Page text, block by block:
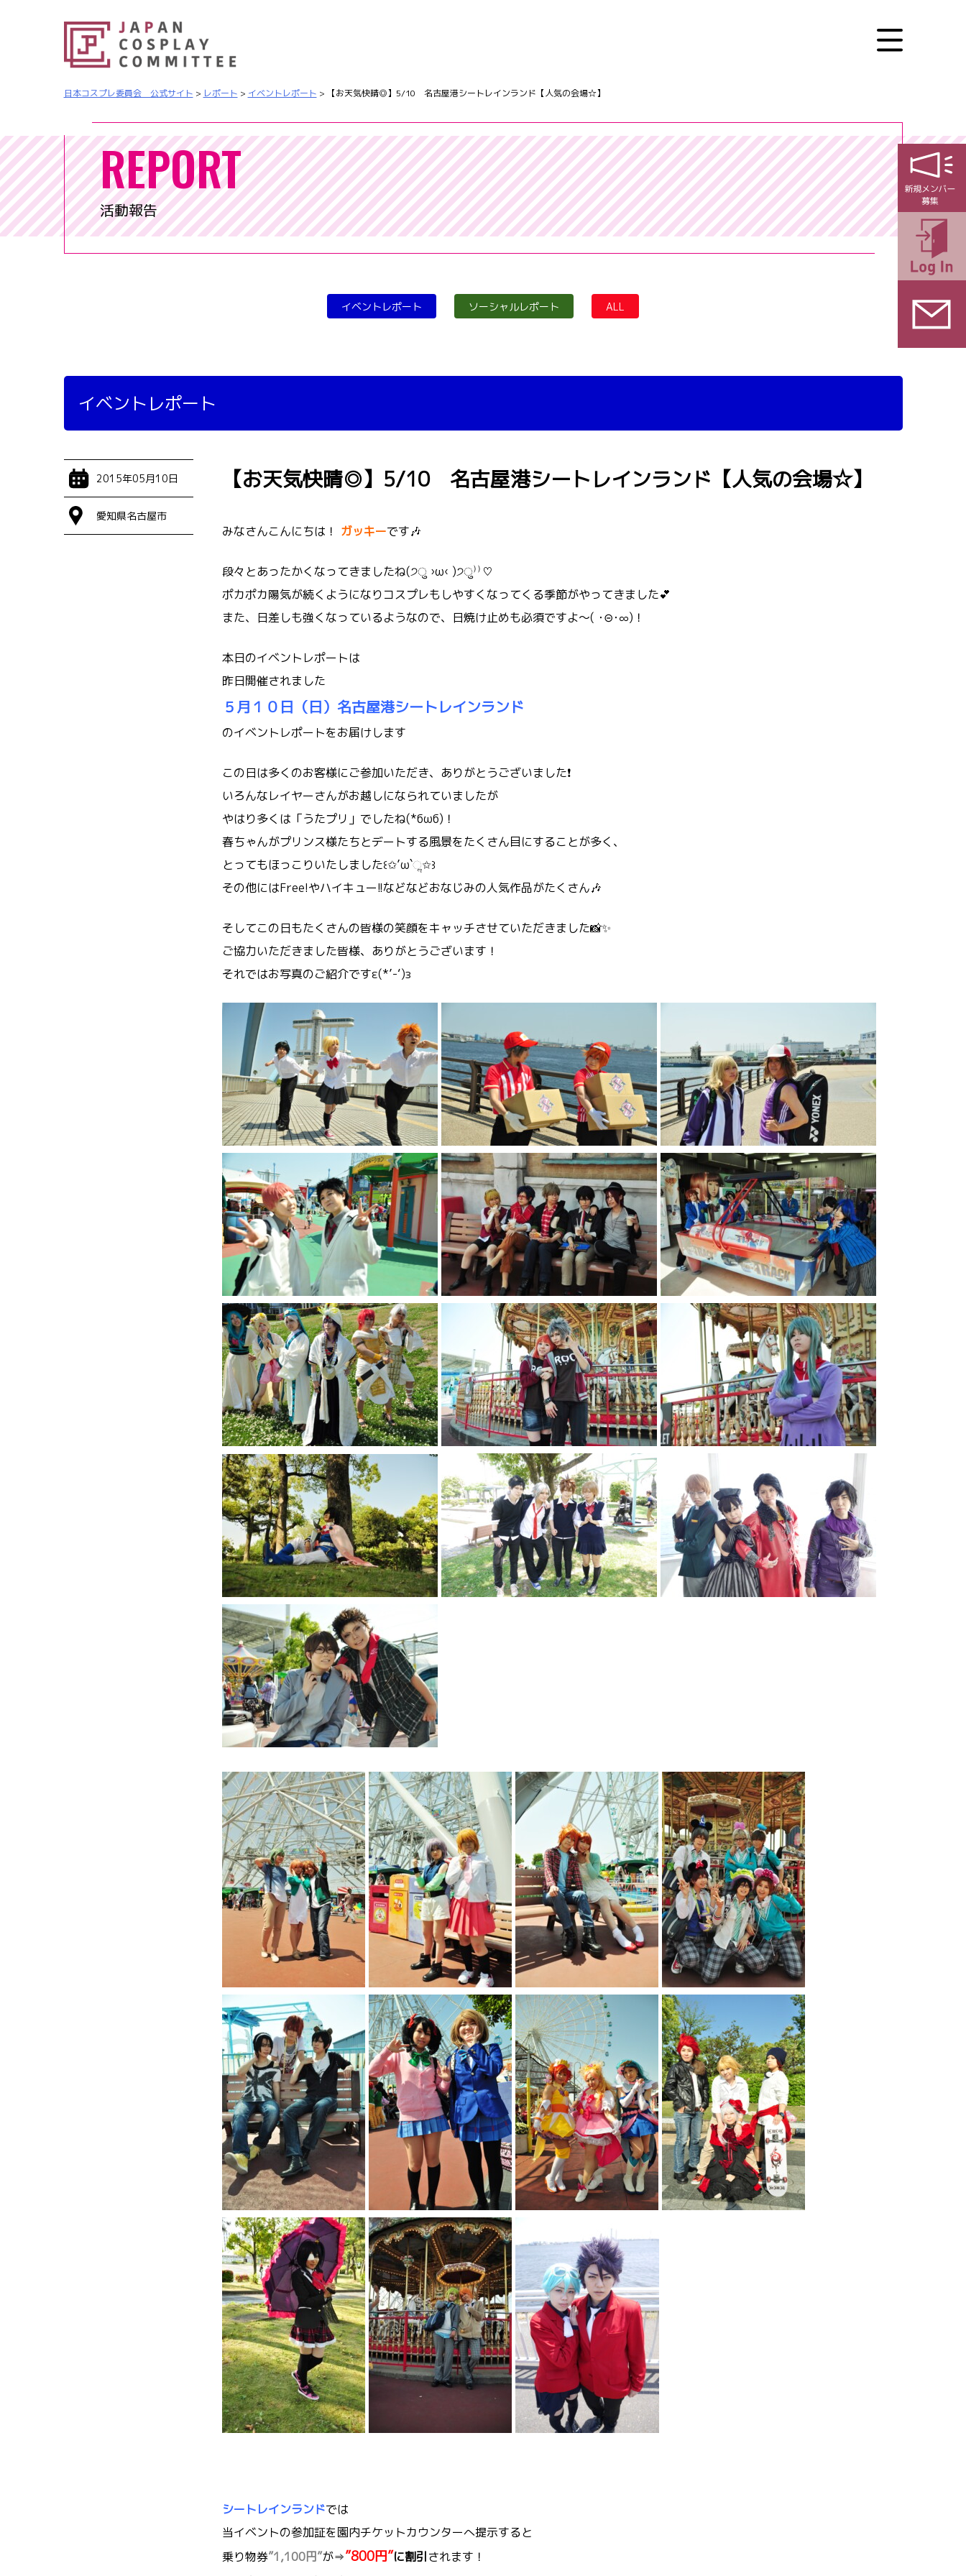
日本コスプレ委員会 公式サイト > レポート > イベントレポート > 【お天気快晴◎】5/10 名古屋港シートレインランド【人気の会場☆】
REPORT
活動報告
イベントレポート ソーシャルレポート ALL
イベントレポート
2015年05月10日
愛知県名古屋市
【お天気快晴◎】5/10 名古屋港シートレインランド【人気の会場☆】
みなさんこんにちは！ ガッキーです🎶
段々とあったかくなってきましたね(੭ु ›ω‹ )੭ु⁾⁾♡
ポカポカ陽気が続くようになりコスプレもしやすくなってくる季節がやってきました💕
また、日差しも強くなっているようなので、日焼け止めも必須ですよ～( ･⊝･∞)！
本日のイベントレポートは
昨日開催されました
５月１０日（日）名古屋港シートレインランド
のイベントレポートをお届けします
この日は多くのお客様にご参加いただき、ありがとうございました❗
いろんなレイヤーさんがお越しになられていましたが
やはり多くは「うたプリ」でしたね(*бωб)！
春ちゃんがプリンス様たちとデートする風景をたくさん目にすることが多く、
とってもほっこりいたしました꒰✩’ω`ૢ✩꒱
その他にはFree!やハイキュー!!などなどおなじみの人気作品がたくさん🎶
そしてこの日もたくさんの皆様の笑顔をキャッチさせていただきました📸✨
ご協力いただきました皆様、ありがとうございます！
それではお写真のご紹介ですε(*’-‘)з
シートレインランドでは
当イベントの参加証を園内チケットカウンターへ提示すると
乗り物券”1,100円”が⇒”800円”に割引されます！